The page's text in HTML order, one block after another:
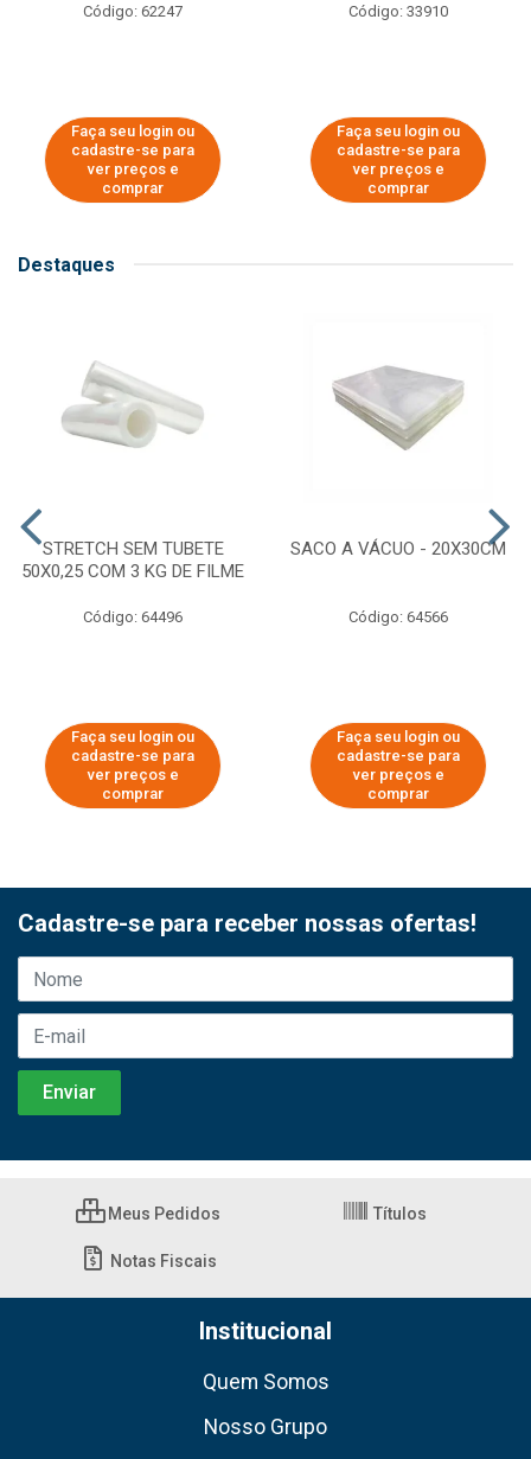
Código: 62247
Faça seu login ou
cadastre-se para
ver preços e
comprar
Código: 33910
Faça seu login ou
cadastre-se para
ver preços e
comprar
Destaques
STRETCH SEM TUBETE
50X0,25 COM 3 KG DE FILME
Código: 64496
Faça seu login ou
cadastre-se para
ver preços e
comprar
SACO A VÁCUO - 20X30CM
Código: 64566
Faça seu login ou
cadastre-se para
ver preços e
comprar
Cadastre-se para receber nossas ofertas!
Meus Pedidos Títulos
Notas Fiscais
Institucional
Quem Somos
Nosso Grupo